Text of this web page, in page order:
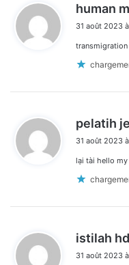
human
31 août 2023
pelatih
31 août 2023
lại tài hello
istilah
31 août 2023